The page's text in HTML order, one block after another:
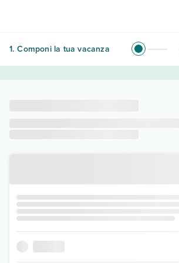
1. Componi la tua vacanza